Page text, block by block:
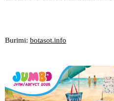
Burimi: botasot.info